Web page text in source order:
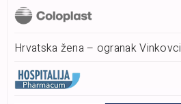
Hrvatska žena – ogranak Vinkovci